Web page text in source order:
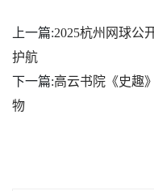
上一篇:2025杭州网球公
护航
下一篇:高云书院《史趣
物